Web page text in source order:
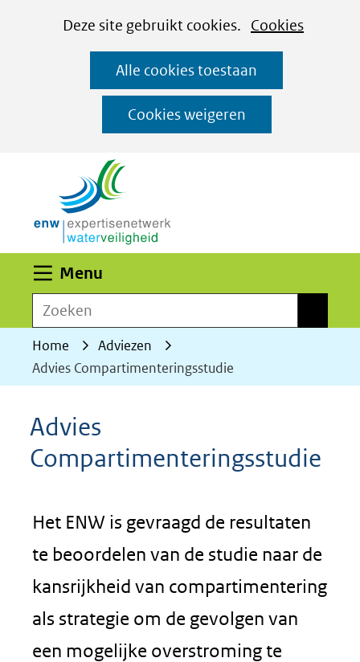
CookiesDeze site gebruikt cookies. Cookies
website
worden
toegestaan
geweigerd.
Alle cookies toestaan
Cookies weigeren
Ga
naar
de
inhoud
Menu
Zoeken
Home
Adviezen
Advies Compartimenteringsstudie
Advies
Compartimenteringsstudie
Het ENW is gevraagd de resultaten
te beoordelen van de studie naar de
kansrijkheid van compartimentering
als strategie om de gevolgen van
een mogelijke overstroming te